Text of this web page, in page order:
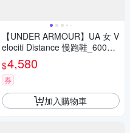
【UNDER ARMOUR】UA 女 V
elociti Distance 慢跑鞋_60060
31-107
$4,580
券
加入購物車